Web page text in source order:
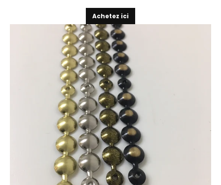
Achetez ici